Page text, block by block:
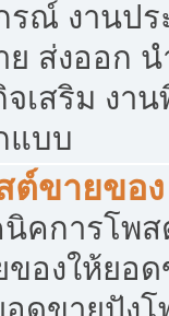
รณ์ งานป
ย ส่งออก น
จเสริม งา
แบบ
ต์ขายของ
นิคการโพ
ของให้ยอ